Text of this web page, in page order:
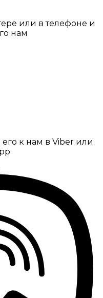
или в телефоне и
нам
к нам в Viber или